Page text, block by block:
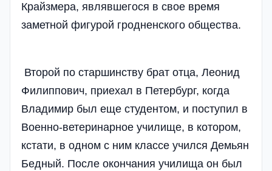
Крайзмера, являвшегося в свое время
заметной фигурой гродненского общества.
Второй по старшинству брат отца, Леонид
Филиппович, приехал в Петербург, когда
Владимир был еще студентом, и поступил в
Военно-ветеринарное училище, в котором,
кстати, в одном с ним классе учился Демьян
Бедный. После окончания училища он был